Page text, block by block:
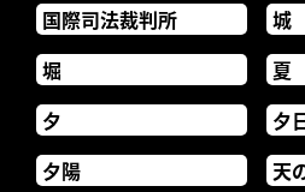
国際司法裁判所
城
堀
夏
夕
夕
夕陽
天